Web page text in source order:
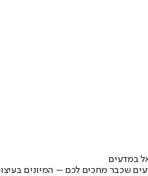
במדעים
שכבר מחכים לכם – המיונים